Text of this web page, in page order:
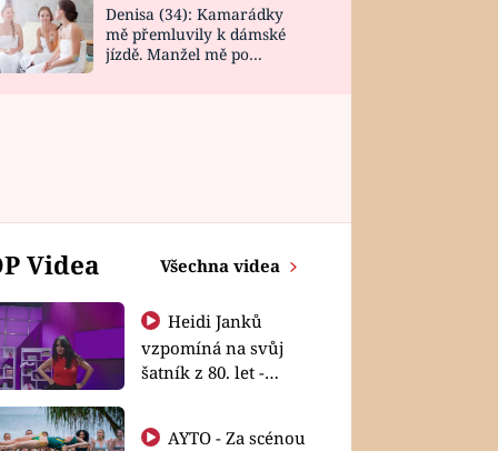
Denisa (34): Kamarádky
mě přemluvily k dámské
jízdě. Manžel mě po
Videa Všechna videa
Heidi Janků
vzpomíná na svůj
šatník z 80. let -